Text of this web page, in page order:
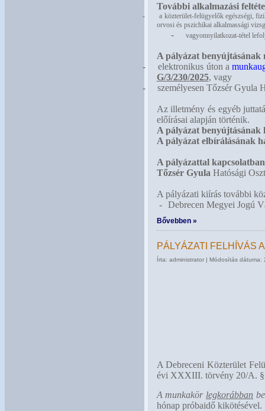
További alkalmazási
-
a közterület-felügyelők egészségi,
orvosi és pszichikai alkalmassági
- vagyonnyilatkozat-tétel
A pályázat benyújtásának
-
elektronikus úton a
G/3/230/2025, vagy
-
személyesen Tőzsér Gyula
Az illetmény és egyéb
előírásai alapján történik.
A pályázat benyújtásának
A pályázat elbírálásának
A pályázattal
Tőzsér Gyula Hatósági
A pályázati kiírás további
- Debrecen Megyei Jogú
Bővebben »
PÁLYÁZATI FELHÍVÁS
Írta: administrator | Módosítás dátuma:
A Debreceni Közterület
évi XXXIII. törvény 20/A. §
A munkakör legkorábban
hónap próbaidő kikötésével.